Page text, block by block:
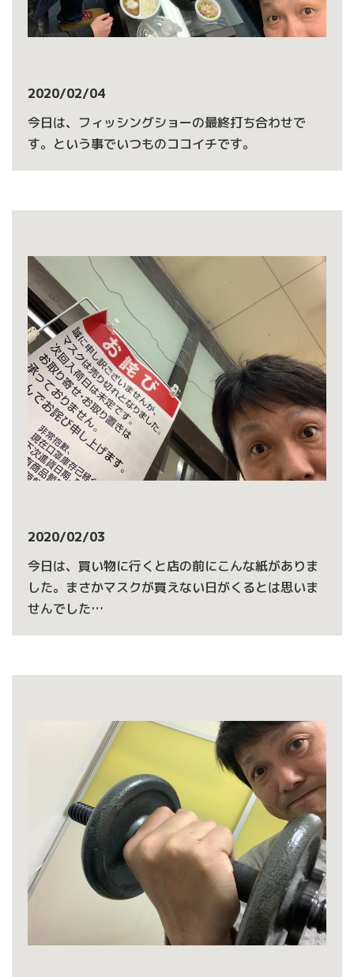
2020/02/04
今日は、フィッシングショーの最終打ち合わせで
す。という事でいつものココイチです。
2020/02/03
今日は、買い物に行くと店の前にこんな紙がありま
した。まさかマスクが買えない日がくるとは思いま
せんでした…